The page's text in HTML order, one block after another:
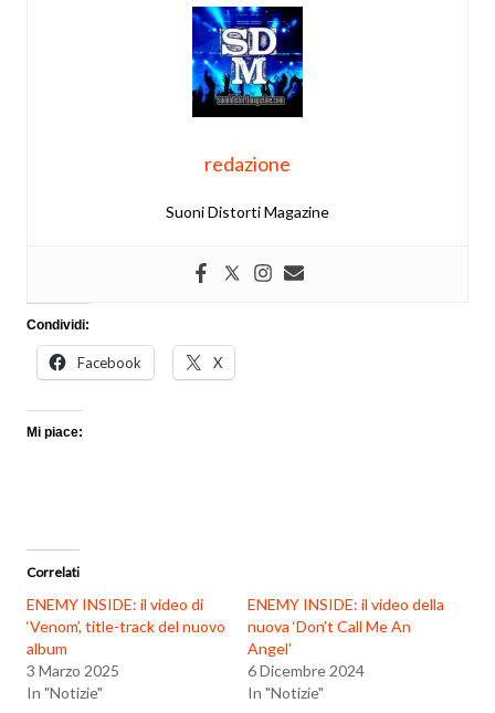
redazione
Suoni Distorti Magazine
Condividi:
Facebook X
Mi piace:
Correlati
ENEMY INSIDE: il video di
‘Venom’, title-track del nuovo
album
3 Marzo 2025
In "Notizie"
ENEMY INSIDE: il video della
nuova ‘Don’t Call Me An
Angel’
6 Dicembre 2024
In "Notizie"